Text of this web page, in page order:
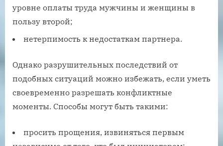
уровне оплаты труда мужчины и женщины в
пользу второй;
нетерпимость к недостаткам партнера.
Однако разрушительных последствий от
подобных ситуаций можно избежать, если уметь
своевременно разрешать конфликтные
моменты. Способы могут быть такими:
просить прощения, извиняться первым